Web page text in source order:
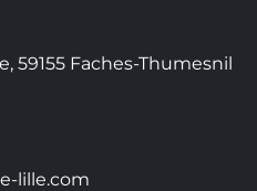
59155 Faches-Thumesnil
lille.com